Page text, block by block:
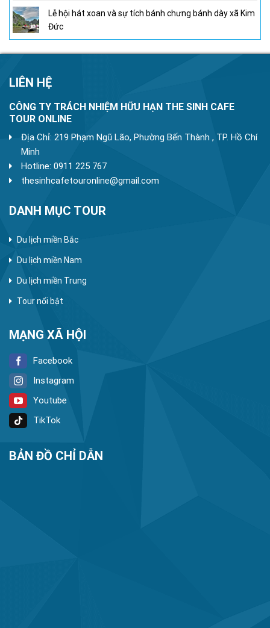
Lễ hội hát xoan và sự tích bánh chưng bánh dày xã Kim
Đức
LIÊN HỆ
CÔNG TY TRÁCH NHIỆM HỮU HẠN THE SINH CAFE
TOUR ONLINE
Địa Chỉ: 219 Phạm Ngũ Lão, Phường Bến Thành , TP. Hồ Chí
Minh
Hotline: 0911 225 767
thesinhcafetouronline@gmail.com
DANH MỤC TOUR
Du lịch miền Bắc
Du lịch miền Nam
Du lịch miền Trung
Tour nổi bật
MẠNG XÃ HỘI
Facebook
Instagram
Youtube
TikTok
BẢN ĐỒ CHỈ DẪN